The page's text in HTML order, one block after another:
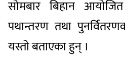
सोमबार बिहान
पथान्तरण तथा
यस्तो बताएका हुन् ।